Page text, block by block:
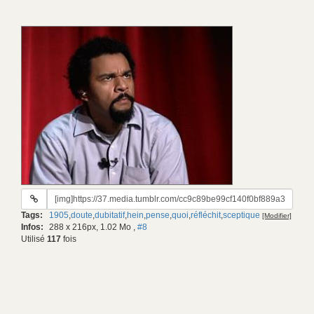
URL
gif:
Tags: 1905,doute,dubitatif,hein,pense,quoi,réfléchit,sceptique [Modifier]
Infos: 288 x 216px, 1.02 Mo , #8
Utilisé 117 fois